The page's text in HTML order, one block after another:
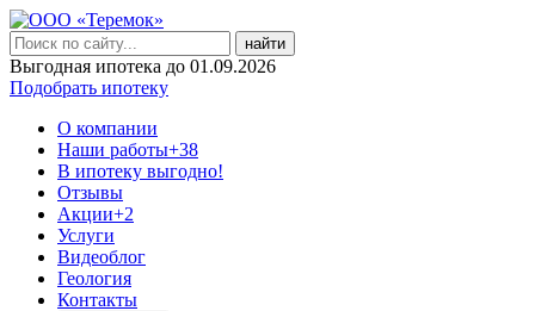
найти
Выгодная ипотека до 01.09.2026
Подобрать ипотеку
О компании
Наши работы+38
В ипотеку выгодно!
Отзывы
Акции+2
Услуги
Видеоблог
Геология
Контакты